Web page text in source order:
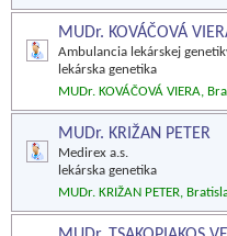
MUDr. KOVÁČOVÁ
Ambulancia lekárskej
lekárska genetika
MUDr. KOVÁČOVÁ VIERA,
MUDr. KRIŽAN PETER
Medirex a.s.
lekárska genetika
MUDr. KRIŽAN PETER,